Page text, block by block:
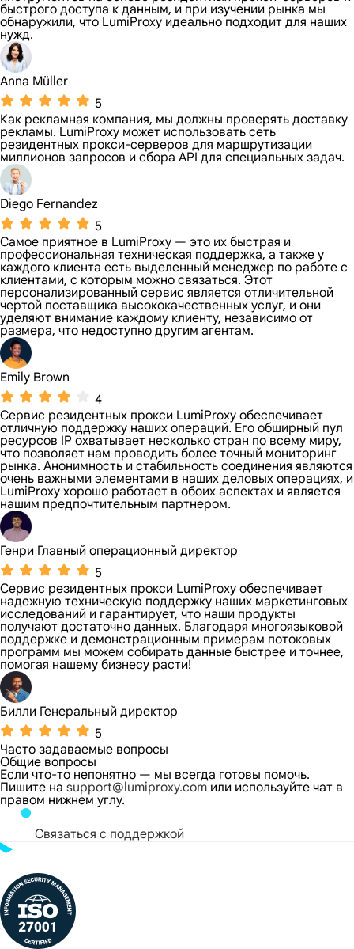
быстрого доступа к данным, и при изучении рынка мы
обнаружили, что LumiProxy идеально подходит для наших
нужд.
Anna Müller
5
Как рекламная компания, мы должны проверять доставку
рекламы. LumiProxy может использовать сеть
резидентных прокси-серверов для маршрутизации
миллионов запросов и сбора API для специальных задач.
Diego Fernandez
5
Самое приятное в LumiProxy — это их быстрая и
профессиональная техническая поддержка, а также у
каждого клиента есть выделенный менеджер по работе с
клиентами, с которым можно связаться. Этот
персонализированный сервис является отличительной
чертой поставщика высококачественных услуг, и они
уделяют внимание каждому клиенту, независимо от
размера, что недоступно другим агентам.
Emily Brown
4
Сервис резидентных прокси LumiProxy обеспечивает
отличную поддержку наших операций. Его обширный пул
ресурсов IP охватывает несколько стран по всему миру,
что позволяет нам проводить более точный мониторинг
рынка. Анонимность и стабильность соединения являются
очень важными элементами в наших деловых операциях, и
LumiProxy хорошо работает в обоих аспектах и ​​является
нашим предпочтительным партнером.
Генри Главный операционный директор
5
Сервис резидентных прокси LumiProxy обеспечивает
надежную техническую поддержку наших маркетинговых
исследований и гарантирует, что наши продукты
получают достаточно данных. Благодаря многоязыковой
поддержке и демонстрационным примерам потоковых
программ мы можем собирать данные быстрее и точнее,
помогая нашему бизнесу расти!
Билли Генеральный директор
5
Часто задаваемые вопросы
Общие вопросы
Если что-то непонятно — мы всегда готовы помочь.
Пишите на support@lumiproxy.com или используйте чат в
правом нижнем углу.
Связаться с поддержкой